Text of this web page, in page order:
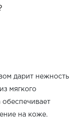
дарит нежность
мягкого
на коже.